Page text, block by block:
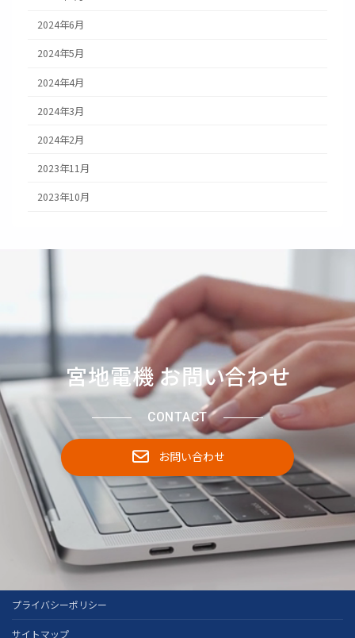
2024年6月
2024年5月
2024年4月
2024年3月
2024年2月
2023年11月
2023年10月
宮地電機 お問い合わせ
CONTACT
お問い合わせ
プライバシーポリシー
サイトマップ